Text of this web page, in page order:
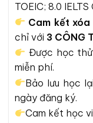
TOEIC; 8.0
Cam kết
chỉ với 3 CÔNG
Được học
miễn phí.
Bảo lưu học
ngày đăng ký.
Cam kết học